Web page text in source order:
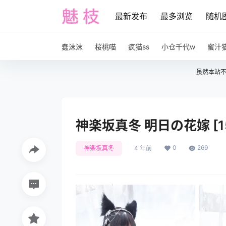
最新发布 最多浏览 随机
蠢沫沫 桜桃喵 疯猫ss 小仓千代w 蜜汁
虽然本站
神楽坂真冬 明日の花嫁
神楽坂真冬 4 年前 0 269